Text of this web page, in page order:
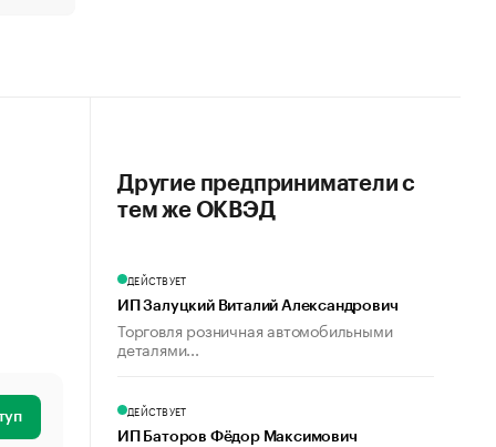
Другие предприниматели с
тем же ОКВЭД
ДЕЙСТВУЕТ
ИП Залуцкий Виталий Александрович
Торговля розничная автомобильными
деталями...
ДЕЙСТВУЕТ
ИП Баторов Фёдор Максимович